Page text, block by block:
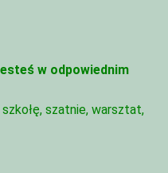
w odpowiednim
szatnie, warsztat,